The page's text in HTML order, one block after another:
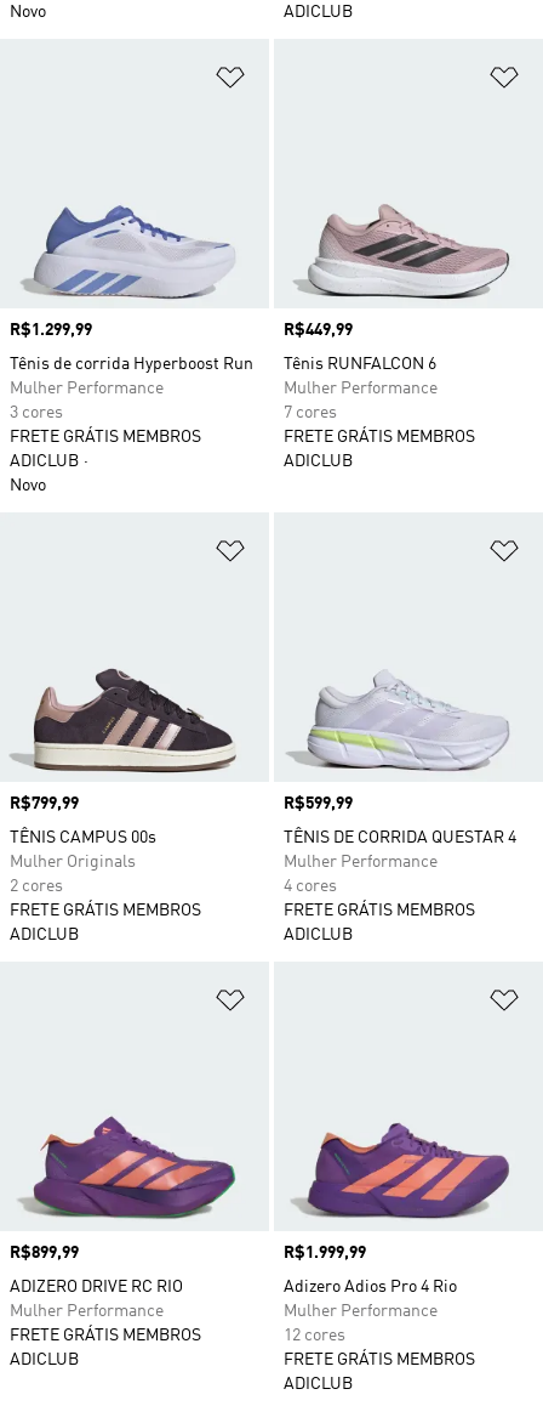
Novo
ADICLUB
Preço
R$1.299,99
Tênis de corrida Hyperboost Run
Mulher Performance
3 cores
FRETE GRÁTIS MEMBROS
ADICLUB
Novo
Preço
R$449,99
Tênis RUNFALCON 6
Mulher Performance
7 cores
FRETE GRÁTIS MEMBROS
ADICLUB
Preço
R$799,99
TÊNIS CAMPUS 00s
Mulher Originals
2 cores
FRETE GRÁTIS MEMBROS
ADICLUB
Preço
R$599,99
TÊNIS DE CORRIDA QUESTAR 4
Mulher Performance
4 cores
FRETE GRÁTIS MEMBROS
ADICLUB
Preço
R$899,99
ADIZERO DRIVE RC RIO
Mulher Performance
FRETE GRÁTIS MEMBROS
ADICLUB
Preço
R$1.999,99
Adizero Adios Pro 4 Rio
Mulher Performance
12 cores
FRETE GRÁTIS MEMBROS
ADICLUB